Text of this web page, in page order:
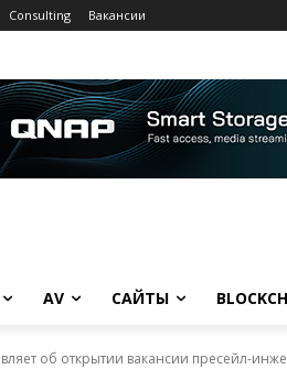
Consulting Вакансии
AV САЙТЫ
об открытии вакансии пресейл-